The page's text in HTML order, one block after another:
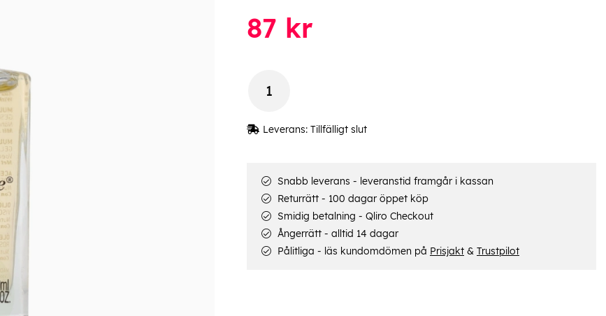
87 kr
Leverans: Tillfälligt slut
Snabb leverans - leveranstid framgår i kassan
Returrätt - 100 dagar öppet köp
Smidig betalning - Qliro Checkout
Ångerrätt - alltid 14 dagar
Pålitliga - läs kundomdömen på Prisjakt& Trustpilot